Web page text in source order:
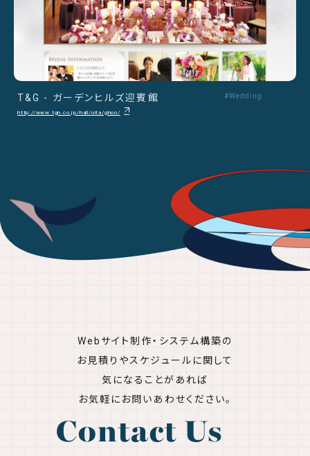
T&G - ガーデンヒルズ迎賓館
http://www.tgn.co.jp/hall/oita/ghoo/
#Wedding
Webサイト制作・システム構築の
お見積りやスケジュールに関して
気になることがあれば
お気軽にお問いあわせください。
Contact Us